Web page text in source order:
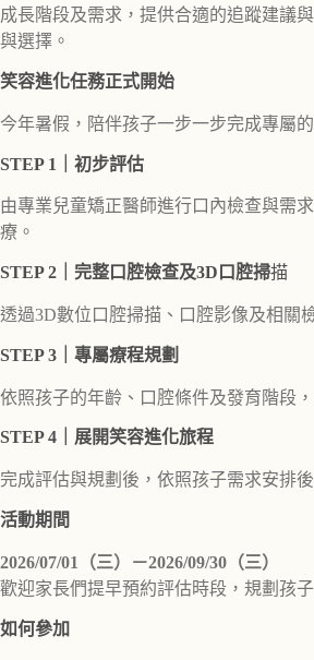
成長階段及需求，提供合適的追蹤建議
與選擇。
笑容進化任務正式開始
今年暑假，陪伴孩子一步一步完成專屬
STEP 1｜初步評估
由專業兒童矯正醫師進行口內檢查與需
療。
STEP 2｜完整口腔檢查及3D口腔掃描
透過3D數位口腔掃描、口腔影像及相關
STEP 3｜專屬療程規劃
依照孩子的年齡、口腔條件及發育階段
STEP 4｜展開笑容進化旅程
完成評估與規劃後，依照孩子需求安排
活動期間
2026/07/01（三）－2026/09/30（三）
歡迎家長們提早預約評估時段，規劃孩
如何參加